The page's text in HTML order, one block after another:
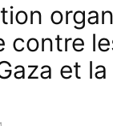
contre
et